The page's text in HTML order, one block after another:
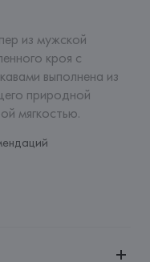
из мужской
кроя с
выполнена из
природной
мягкостью.